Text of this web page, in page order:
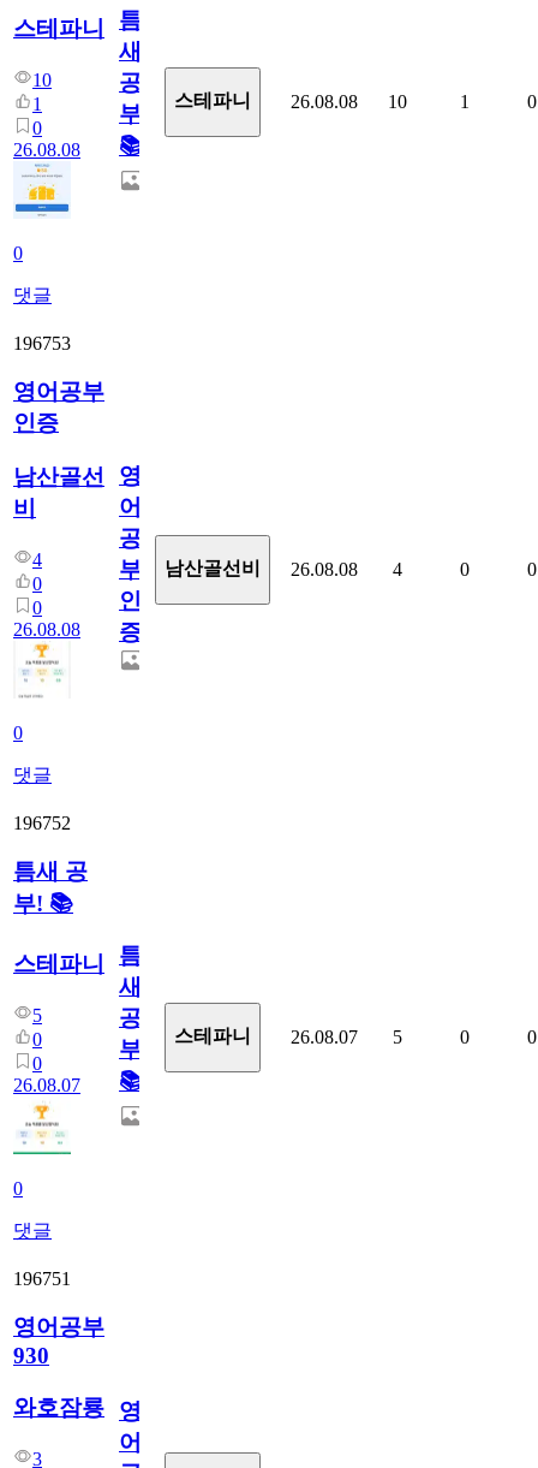
스테파니
10
1
0
26.08.08
0
댓글
틈
새
공
부!
📚
스테파니 26.08.08 10 1 0
196753
영어공부
인증
남산골선
비
4
0
0
26.08.08
0
댓글
영
어
공
부
인
증
남산골선비 26.08.08 4 0 0
196752
틈새 공
부! 📚
스테파니
5
0
0
26.08.07
0
댓글
틈
새
공
부!
📚
스테파니 26.08.07 5 0 0
196751
영어공부
930
와호잠룡
3
영
어